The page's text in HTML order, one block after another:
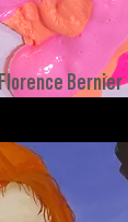
Florence Bernier